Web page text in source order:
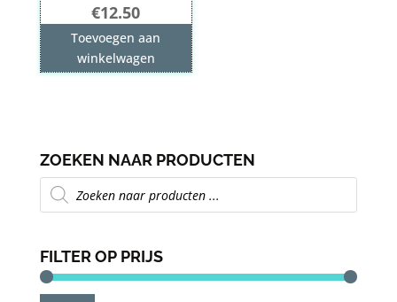
€12.50
Toevoegen aan
winkelwagen
ZOEKEN NAAR PRODUCTEN
Producten
zoeken
FILTER OP PRIJS